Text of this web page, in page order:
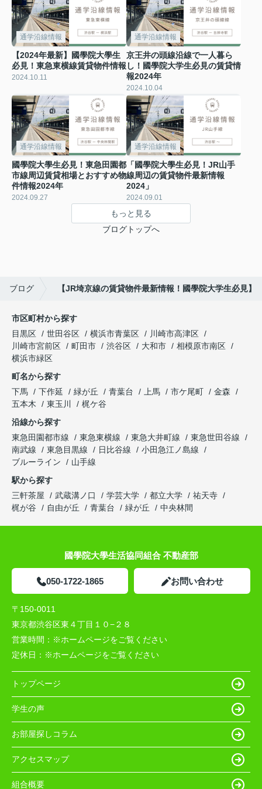
通学沿線情報
【2024年最新】國學院大學生
必見！東急東横線賃貸物件情報
2024.10.11
通学沿線情報
京王井の頭線沿線で一人暮ら
し！國學院大学生必見の賃貸情
報2024年
2024.10.04
通学沿線情報
國學院大學生必見！東急田園都
市線周辺賃貸相場とおすすめ物
件情報2024年
2024.09.27
通学沿線情報
「國學院大學生必見！JR山手
線周辺の賃貸物件最新情報
2024」
2024.09.01
もっと見る
ブログトップへ
ブログ 【JR埼京線の賃貸物件最新情報！國學院大学生必見】
市区町村から探す
目黒区
世田谷区 横浜市青葉区
川崎市高津区
川崎市宮前区
町田市 渋谷区 大和市
相模原市南区
横浜市緑区
町名から探す
下馬
下作延 緑が丘 青葉台 上馬 市ケ尾町
金森
五本木
東玉川
梶ケ谷
沿線から探す
東急田園都市線
東急東横線 東急大井町線
東急世田谷線
南武線
東急目黒線 日比谷線
小田急江ノ島線
ブルーライン
山手線
駅から探す
三軒茶屋
武蔵溝ノ口 学芸大学 都立大学
祐天寺
梶が谷
自由が丘 青葉台 緑が丘 中央林間
國學院大學生活協同組合 不動産部
050-1722-1865 お問い合わせ
〒150-0011
東京都渋谷区東４丁目１０−２８
営業時間： ※ホームページをご覧ください
定休日： ※ホームページをご覧ください
トップページ
学生の声
お部屋探しコラム
アクセスマップ
組合概要